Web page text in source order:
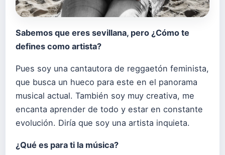
Sabemos que eres sevillana, pero ¿Cómo te
defines como artista?
Pues soy una cantautora de reggaetón feminista,
que busca un hueco para este en el panorama
musical actual. También soy muy creativa, me
encanta aprender de todo y estar en constante
evolución. Diría que soy una artista inquieta.
¿Qué es para ti la música?